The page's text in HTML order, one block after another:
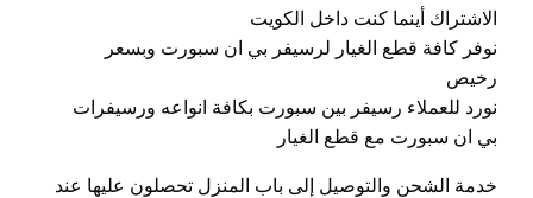
الاشتراك أينما كنت داخل الكويت
نوفر كافة قطع الغيار لرسيفر بي ان سبورت وبسعر
رخيص
نورد للعملاء رسيفر بين سبورت بكافة انواعه ورسيفرات
بي ان سبورت مع قطع الغيار
خدمة الشحن والتوصيل إلى باب المنزل تحصلون عليها عند